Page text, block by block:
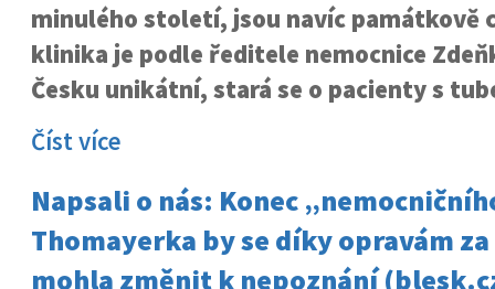
minulého století, jsou navíc památkově
klinika je podle ředitele nemocnice
Česku unikátní, stará se o pacienty s
Číst více
Napsali o nás: Konec
Thomayerka by se díky opravám
mohla změnit k nepoznání